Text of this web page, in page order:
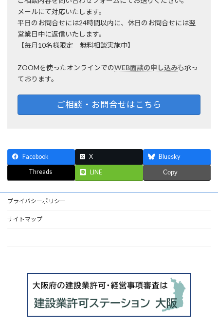
メールにて対応いたします。
平日のお問合せには24時間以内に、休日のお問合せには翌
営業日中に返信いたします。
【毎月10名様限定 無料相談実施中】
ZOOMを使ったオンラインでのWEB面談の申し込みも承っ
ております。
ご相談・お問合せはこちら
Facebook X Bluesky
Threads LINE Copy
プライバシーポリシー
サイトマップ